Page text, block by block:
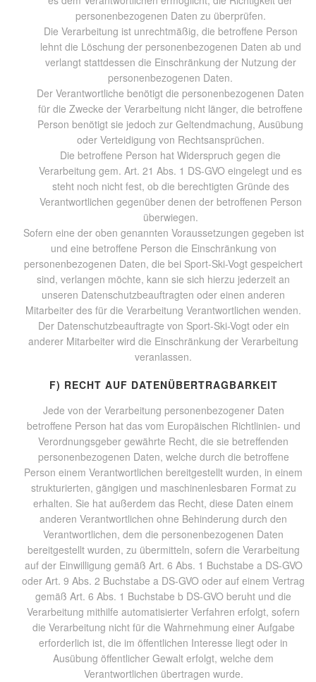
personenbezogenen Daten zu überprüfen.
Die Verarbeitung ist unrechtmäßig, die betroffene Person
lehnt die Löschung der personenbezogenen Daten ab und
verlangt stattdessen die Einschränkung der Nutzung der
personenbezogenen Daten.
Der Verantwortliche benötigt die personenbezogenen Daten
für die Zwecke der Verarbeitung nicht länger, die betroffene
Person benötigt sie jedoch zur Geltendmachung, Ausübung
oder Verteidigung von Rechtsansprüchen.
Die betroffene Person hat Widerspruch gegen die
Verarbeitung gem. Art. 21 Abs. 1 DS-GVO eingelegt und es
steht noch nicht fest, ob die berechtigten Gründe des
Verantwortlichen gegenüber denen der betroffenen Person
überwiegen.
Sofern eine der oben genannten Voraussetzungen gegeben ist
und eine betroffene Person die Einschränkung von
personenbezogenen Daten, die bei Sport-Ski-Vogt gespeichert
sind, verlangen möchte, kann sie sich hierzu jederzeit an
unseren Datenschutzbeauftragten oder einen anderen
Mitarbeiter des für die Verarbeitung Verantwortlichen wenden.
Der Datenschutzbeauftragte von Sport-Ski-Vogt oder ein
anderer Mitarbeiter wird die Einschränkung der Verarbeitung
veranlassen.
F) RECHT AUF DATENÜBERTRAGBARKEIT
Jede von der Verarbeitung personenbezogener Daten
betroffene Person hat das vom Europäischen Richtlinien- und
Verordnungsgeber gewährte Recht, die sie betreffenden
personenbezogenen Daten, welche durch die betroffene
Person einem Verantwortlichen bereitgestellt wurden, in einem
strukturierten, gängigen und maschinenlesbaren Format zu
erhalten. Sie hat außerdem das Recht, diese Daten einem
anderen Verantwortlichen ohne Behinderung durch den
Verantwortlichen, dem die personenbezogenen Daten
bereitgestellt wurden, zu übermitteln, sofern die Verarbeitung
auf der Einwilligung gemäß Art. 6 Abs. 1 Buchstabe a DS-GVO
oder Art. 9 Abs. 2 Buchstabe a DS-GVO oder auf einem Vertrag
gemäß Art. 6 Abs. 1 Buchstabe b DS-GVO beruht und die
Verarbeitung mithilfe automatisierter Verfahren erfolgt, sofern
die Verarbeitung nicht für die Wahrnehmung einer Aufgabe
erforderlich ist, die im öffentlichen Interesse liegt oder in
Ausübung öffentlicher Gewalt erfolgt, welche dem
Verantwortlichen übertragen wurde.